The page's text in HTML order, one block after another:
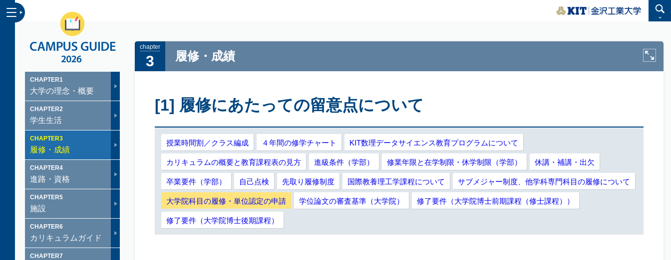
3 履修・成績
[1] 履修にあたっての留意点について
授業時間割／クラス編成 ４年間の修学チャート KIT数理データサイエンス教育プログラムについて
カリキュラムの概要と教育課程表の見方 進級条件（学部） 修業年限と在学制限・休学制限（学部） 休講・補講・出欠
卒業要件（学部） 自己点検 先取り履修制度 国際教養理工学課程について サブメジャー制度、他学科専門科目の履修について
大学院科目の履修・単位認定の申請 学位論文の審査基準（大学院） 修了要件（大学院博士前期課程（修士課程））
修了要件（大学院博士後期課程）
CAMPUS GUIDE 2026
CHAPTER1
大学の理念・概要
CHAPTER2
学生生活
CHAPTER3
履修・成績
CHAPTER4
進路・資格
CHAPTER5
施設
CHAPTER6
カリキュラムガイド
CHAPTER7